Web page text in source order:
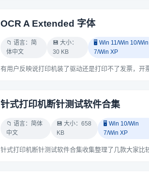
OCR A Extended 字体
📁 语言：简
体中文
💾 大小：
30 KB
🖥️ Win 11/Win 10/Win
7/Win XP
针式打印机断针测试软件合集
📁 语言：简体
中文
💾 大小：658
KB
🖥️ Win 10/Win
7/Win XP